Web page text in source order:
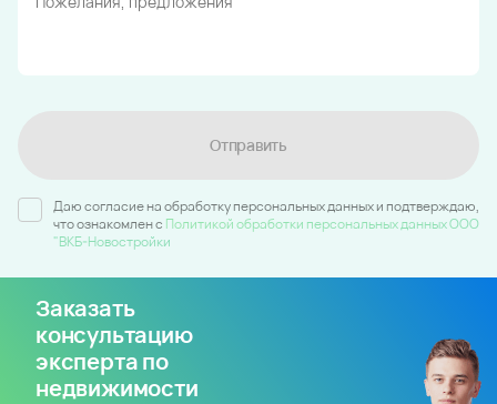
Отправить
Даю согласие на обработку персональных данных и подтверждаю,
что ознакомлен c Политикой обработки персональных данных ООО
"ВКБ-Новостройки
Заказать
консультацию
эксперта по
недвижимости